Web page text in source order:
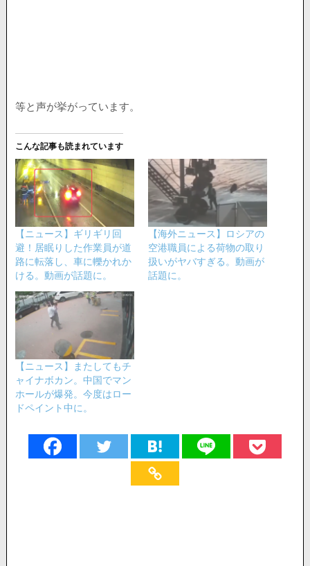
等と声が挙がっています。
こんな記事も読まれています
【ニュース】ギリギリ回
避！居眠りした作業員が道
路に転落し、車に轢かれか
ける。動画が話題に。
【海外ニュース】ロシアの
空港職員による荷物の取り
扱いがヤバすぎる。動画が
話題に。
【ニュース】またしてもチ
ャイナボカン。中国でマン
ホールが爆発。今度はロー
ドペイント中に。